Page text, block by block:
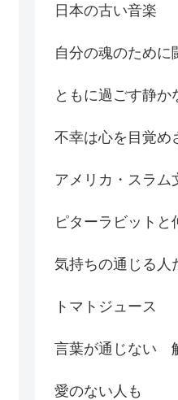
日本の古い音楽
自分の魂のために
ともに過ごす静か
不幸は心を目覚め
アメリカ・スラム
ピターラビットと
気持ちの通じる人
トマトジュース
言葉が通じない
愛のない人も